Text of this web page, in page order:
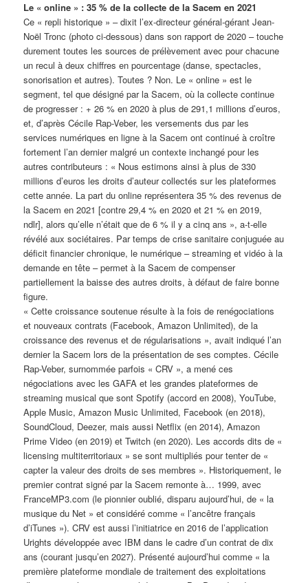
Le « online » : 35 % de la collecte de la Sacem en 2021
Ce « repli historique » – dixit l’ex-directeur général-gérant Jean-
Noël Tronc (photo ci-dessous) dans son rapport de 2020 – touche
durement toutes les sources de prélèvement avec pour chacune
un recul à deux chiffres en pourcentage (danse, spectacles,
sonorisation et autres). Toutes ? Non. Le « online » est le
segment, tel que désigné par la Sacem, où la collecte continue
de progresser : + 26 % en 2020 à plus de 291,1 millions d’euros,
et, d’après Cécile Rap-Veber, les versements dus par les
services numériques en ligne à la Sacem ont continué à croître
fortement l’an dernier malgré un contexte inchangé pour les
autres contributeurs : « Nous estimons ainsi à plus de 330
millions d’euros les droits d’auteur collectés sur les plateformes
cette année. La part du online représentera 35 % des revenus de
la Sacem en 2021 [contre 29,4 % en 2020 et 21 % en 2019,
ndlr], alors qu’elle n’était que de 6 % il y a cinq ans », a-t-elle
révélé aux sociétaires. Par temps de crise sanitaire conjuguée au
déficit financier chronique, le numérique – streaming et vidéo à la
demande en tête – permet à la Sacem de compenser
partiellement la baisse des autres droits, à défaut de faire bonne
figure.
« Cette croissance soutenue résulte à la fois de renégociations
et nouveaux contrats (Facebook, Amazon Unlimited), de la
croissance des revenus et de régularisations », avait indiqué l’an
dernier la Sacem lors de la présentation de ses comptes. Cécile
Rap-Veber, surnommée parfois « CRV », a mené ces
négociations avec les GAFA et les grandes plateformes de
streaming musical que sont Spotify (accord en 2008), YouTube,
Apple Music, Amazon Music Unlimited, Facebook (en 2018),
SoundCloud, Deezer, mais aussi Netflix (en 2014), Amazon
Prime Video (en 2019) et Twitch (en 2020). Les accords dits de «
licensing multiterritoriaux » se sont multipliés pour tenter de «
capter la valeur des droits de ses membres ». Historiquement, le
premier contrat signé par la Sacem remonte à… 1999, avec
FranceMP3.com (le pionnier oublié, disparu aujourd’hui, de « la
musique du Net » et considéré comme « l’ancêtre français
d’iTunes »). CRV est aussi l’initiatrice en 2016 de l’application
Urights développée avec IBM dans le cadre d’un contrat de dix
ans (courant jusqu’en 2027). Présenté aujourd’hui comme « la
première plateforme mondiale de traitement des exploitations